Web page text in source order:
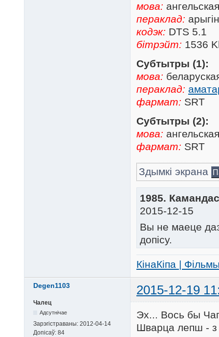
мова: ангельская
пераклад:
кодэк: DTS 5.1
бітрэйт: 1536
Субтытры (1):
мова:
пераклад:
фармат: SRT
Субтытры (2):
мова: ангельская
фармат: SRT
Здымкі экрана
1985.
2015-12-15
Вы не маеце
допісу.
КінаКіпа |
Degen1103 2015-12-19
Чалец
Адсутнічае
Зарэгістраваны: 2012-04-14
Допісаў: 84
Эх... Вось бы
Шварца лепш -